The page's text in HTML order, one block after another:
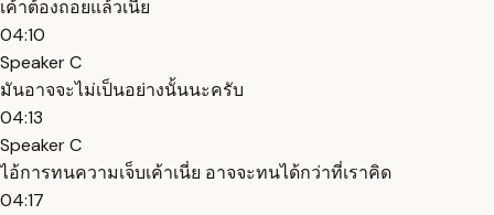
เค้าต้องถอยแล้วเนี่ย
04:10
Speaker C
มันอาจจะไม่เป็นอย่างนั้นนะครับ
04:13
Speaker C
ไอ้การทนความเจ็บเค้าเนี่ย อาจจะทนได้กว่าที่เราคิด
04:17